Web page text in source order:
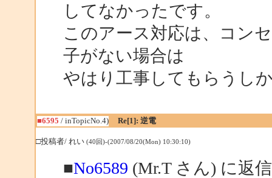
してなかったです。
このアース対応は、コン
子がない場合は
やはり工事してもらうし
■6595 / inTopicNo.4) Re[1]: 逆電
□投稿者/ れい (40回)-(2007/08/20(Mon) 10:30:10)
■No6589 (Mr.T さん) に返信